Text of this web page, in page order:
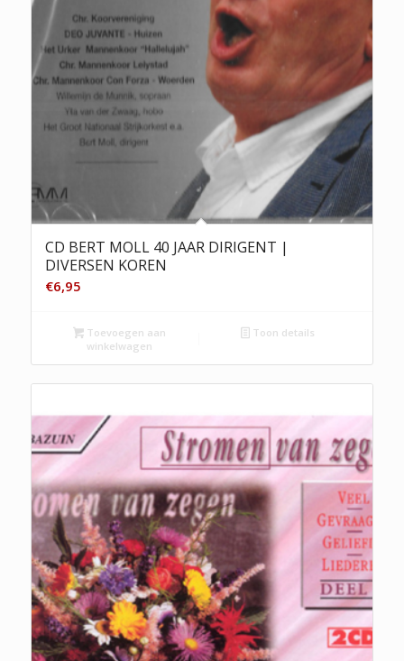
CD BERT MOLL 40 JAAR DIRIGENT |
DIVERSEN KOREN
€6,95
Toevoegen aan
winkelwagen
Toon details